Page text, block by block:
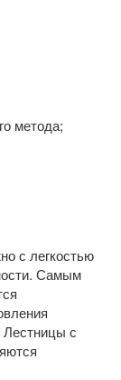
метода;
с легкостью
Самым
Лестницы с